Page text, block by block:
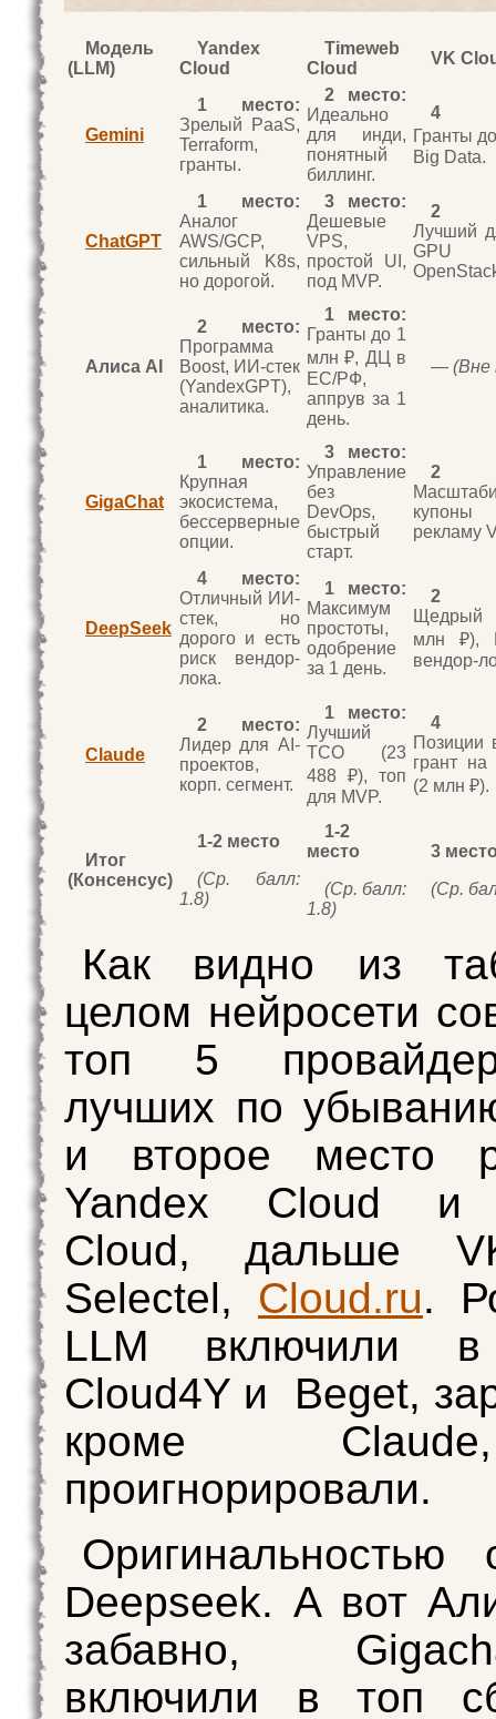
Модель
(LLM)
Yandex
Cloud
Timeweb
Cloud
VK
Gemini
1 место:
Зрелый PaaS,
Terraform,
гранты.
2 место:
Идеально
для инди,
понятный
биллинг.
4
Гранты
Big Data.
ChatGPT
1 место:
Аналог
AWS/GCP,
сильный K8s,
но дорогой.
3 место:
Дешевые
VPS,
простой UI,
под MVP.
2
Лучший
Алиса AI
2 место:
Программа
Boost, ИИ-стек
(YandexGPT),
аналитика.
1 место:
Гранты до 1
млн ₽, ДЦ в
ЕС/РФ,
аппрув за 1
день.
— (Вне
GigaChat
1 место:
Крупная
экосистема,
бессерверные
опции.
3 место:
Управление
без
DevOps,
быстрый
старт.
2
рекламу
DeepSeek
4 место:
Отличный ИИ-
стек, но
дорого и есть
риск вендор-
лока.
1 место:
Максимум
простоты,
одобрение
за 1 день.
2
Щедрый
млн ₽),
вендор-
Claude
2 место:
Лидер для AI-
проектов,
корп. сегмент.
1 место:
Лучший
ТСО (23
488 ₽), топ
для MVP.
4
Позиции
грант
(2 млн ₽).
Итог
(Консенсус)
1-2 место
(Ср. балл:
1.8)
1-2
место
(Ср. балл:
1.8)
3
(Ср.
Как видно из
целом нейросети
топ 5
лучших по
и второе место
Yandex Cloud и
Cloud, дальше
Selectel, Cloud.ru.
LLM включили в
Cloud4Y и Beget,
кроме
проигнорировали.
Оригинальностью
Deepseek. А вот
забавно,
включили в топ